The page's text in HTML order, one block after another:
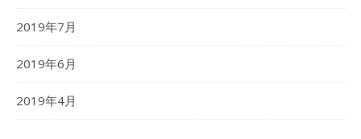
2019年7月
2019年6月
2019年4月